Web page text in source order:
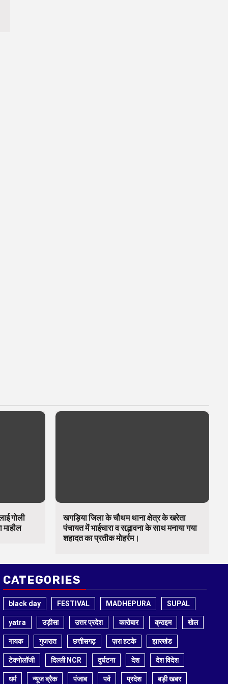
गोली
माहौल
खगड़िया जिला के चौथम थाना क्षेत्र के खरेता
पंचायत में भाईचारा व सद्भावना के साथ मनाया गया
शहादत का प्रतीक मोहर्रम।
CATEGORIES
black day FESTIVAL MADHEPURA SUPAL
yatra उड़ीसा उत्तर प्रदेश कारोबार क्राइम खेल
गायक गुजरात छत्तीसगढ़ ज़रा हटके झारखंड
टेक्नोलॉजी दिल्ली NCR दुर्घटना देश देश विदेश
धर्म न्यूज ब्रैक पंजाब पर्व प्रदेश बड़ी खबर